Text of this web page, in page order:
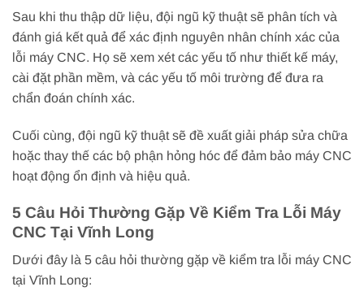
Sau khi thu thập dữ liệu, đội ngũ kỹ thuật sẽ phân tích và
đánh giá kết quả để xác định nguyên nhân chính xác của
lỗi máy CNC. Họ sẽ xem xét các yếu tố như thiết kế máy,
cài đặt phần mềm, và các yếu tố môi trường để đưa ra
chẩn đoán chính xác.
Cuối cùng, đội ngũ kỹ thuật sẽ đề xuất giải pháp sửa chữa
hoặc thay thế các bộ phận hỏng hóc để đảm bảo máy CNC
hoạt động ổn định và hiệu quả.
5 Câu Hỏi Thường Gặp Về Kiểm Tra Lỗi Máy
CNC Tại Vĩnh Long
Dưới đây là 5 câu hỏi thường gặp về kiểm tra lỗi máy CNC
tại Vĩnh Long: